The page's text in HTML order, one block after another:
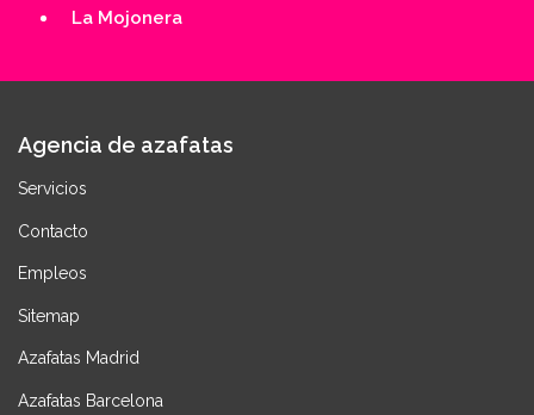
La Mojonera
Agencia de azafatas
Servicios
Contacto
Empleos
Sitemap
Azafatas Madrid
Azafatas Barcelona